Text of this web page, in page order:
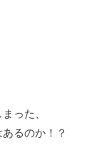
った、
るのか！？